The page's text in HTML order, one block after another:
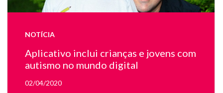
e
NOTÍCIA
Aplicativo inclui crianças e jovens com
autismo no mundo digital
02/04/2020